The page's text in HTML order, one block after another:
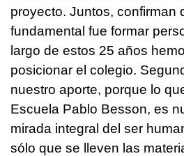
proyecto. Juntos, confirman
fundamental fue formar
largo de estos 25 años
posicionar el colegio.
nuestro aporte, porque lo
Escuela Pablo Besson, es
mirada integral del ser
sólo que se lleven las